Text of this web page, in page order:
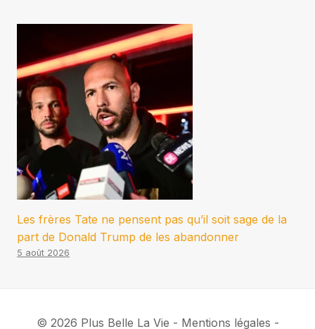
Les frères Tate ne pensent pas qu’il soit sage de la
part de Donald Trump de les abandonner
5 août 2026
© 2026 Plus Belle La Vie - Mentions légales -